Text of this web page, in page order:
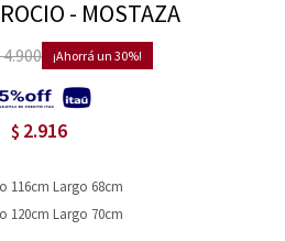
- MOSTAZA
4.900 30
$ 2.916
116cm Largo 68cm
120cm Largo 70cm